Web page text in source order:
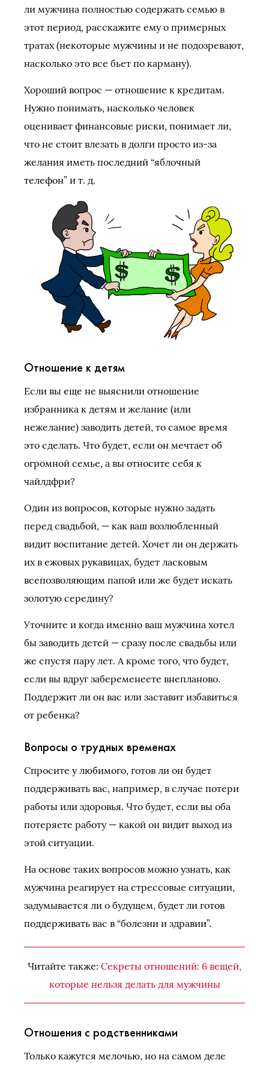
ли мужчина полностью содержать семью в
этот период, расскажите ему о примерных
тратах (некоторые мужчины и не подозревают,
насколько это все бьет по карману).
Хороший вопрос — отношение к кредитам.
Нужно понимать, насколько человек
оценивает финансовые риски, понимает ли,
что не стоит влезать в долги просто из-за
желания иметь последний “яблочный
телефон” и т. д.
Отношение к детям
Если вы еще не выяснили отношение
избранника к детям и желание (или
нежелание) заводить детей, то самое время
это сделать. Что будет, если он мечтает об
огромной семье, а вы относите себя к
чайлдфри?
Один из вопросов, которые нужно задать
перед свадьбой, — как ваш возлюбленный
видит воспитание детей. Хочет ли он держать
их в ежовых рукавицах, будет ласковым
всепозволяющим папой или же будет искать
золотую середину?
Уточните и когда именно ваш мужчина хотел
бы заводить детей — сразу после свадьбы или
же спустя пару лет. А кроме того, что будет,
если вы вдруг забеременеете внепланово.
Поддержит ли он вас или заставит избавиться
от ребенка?
Вопросы о трудных временах
Спросите у любимого, готов ли он будет
поддерживать вас, например, в случае потери
работы или здоровья. Что будет, если вы оба
потеряете работу — какой он видит выход из
этой ситуации.
На основе таких вопросов можно узнать, как
мужчина реагирует на стрессовые ситуации,
задумывается ли о будущем, будет ли готов
поддерживать вас в “болезни и здравии”.
Читайте также: Секреты отношений: 6 вещей,
которые нельзя делать для мужчины
Отношения с родственниками
Только кажутся мелочью, но на самом деле